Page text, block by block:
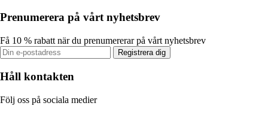
Prenumerera på vårt nyhetsbrev
Få 10 % rabatt när du prenumererar på vårt nyhetsbrev
Registrera dig
Håll kontakten
Följ oss på sociala medier